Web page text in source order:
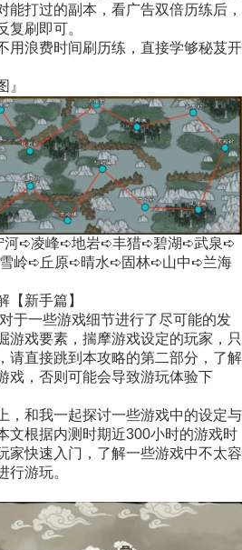
能打过的副本，看广告双倍历练后，
复刷即可。
用浪费时间刷历练，直接学够秘芨开
』
河➪凌峰➪地岩➪丰猎➪碧湖➪武泉➪
岭➪丘原➪晴水➪固林➪山中➪兰海
【新手篇】
于一些游戏细节进行了尽可能的发
游戏要素，揣摩游戏设定的玩家，只
请直接跳到本攻略的第二部分，了解
戏，否则可能会导致游玩体验下
，和我一起探讨一些游戏中的设定与
文根据内测时期近300小时的游戏时
家快速入门，了解一些游戏中不太容
行游玩。